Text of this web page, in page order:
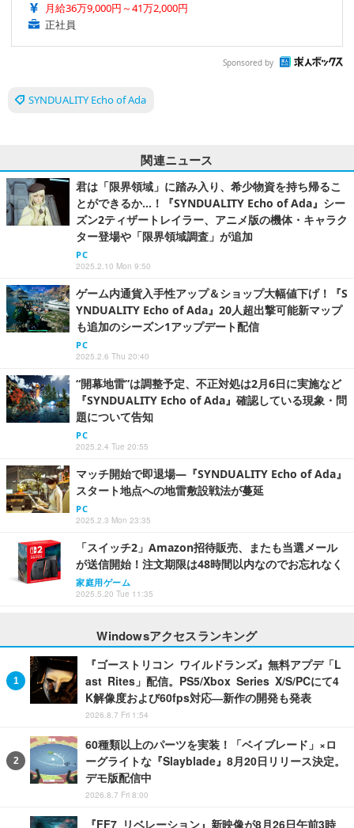
月給36万9,000円～41万2,000円
正社員
Sponsored by
SYNDUALITY Echo of Ada
関連ニュース
君は「限界領域」に踏み入り、希少物資を持ち帰るこ
とができるか…！『SYNDUALITY Echo of Ada』シー
ズン2ティザートレイラー、アニメ版の機体・キャラク
ター登場や「限界領域調査」が追加
PC
2025.2.10 Mon 9:50
ゲーム内通貨入手性アップ＆ショップ大幅値下げ！『S
YNDUALITY Echo of Ada』20人超出撃可能新マップ
も追加のシーズン1アップデート配信
PC
2025.2.6 Thu 20:40
“開幕地雷”は調整予定、不正対処は2月6日に実施など
『SYNDUALITY Echo of Ada』確認している現象・問
題について告知
PC
2025.2.4 Tue 20:55
マッチ開始で即退場―『SYNDUALITY Echo of Ada』
スタート地点への地雷敷設戦法が蔓延
PC
2025.2.3 Mon 23:35
「スイッチ2」Amazon招待販売、またも当選メール
が送信開始！注文期限は48時間以内なのでお忘れなく
家庭用ゲーム
2025.5.20 Tue 11:35
Windowsアクセスランキング
『ゴーストリコン ワイルドランズ』無料アプデ「L
ast Rites」配信。PS5/Xbox Series X/S/PCにて4
K解像度および60fps対応―新作の開発も発表
2026.8.7 Fri 1:54
60種類以上のパーツを実装！「ベイブレード」×ロ
ーグライトな『Slayblade』8月20日リリース決定。
デモ版配信中
2026.8.7 Fri 8:00
『FF7 リベレーション』新映像が8月26日午前3時